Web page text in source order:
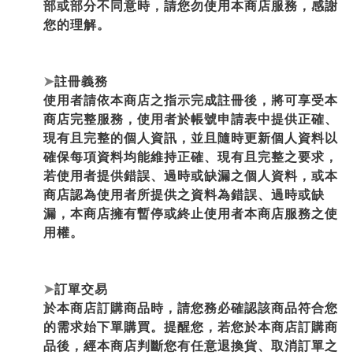
部或部分不同意時，請您勿使用本商店服務，感謝
您的理解。
➤註冊義務
使用者請依本商店之指示完成註冊後，將可享受本
商店完整服務，使用者於帳號申請表中提供正確、
現有且完整的個人資訊，並且隨時更新個人資料以
確保每項資料均能維持正確、現有且完整之要求，
若使用者提供錯誤、過時或缺漏之個人資料，或本
商店認為使用者所提供之資料為錯誤、過時或缺
漏，本商店擁有暫停或終止使用者本商店服務之使
用權。
➤訂單交易
於本商店訂購商品時，請您務必確認該商品符合您
的需求始下單購買。提醒您，若您於本商店訂購商
品後，經本商店判斷您有任意退換貨、取消訂單之